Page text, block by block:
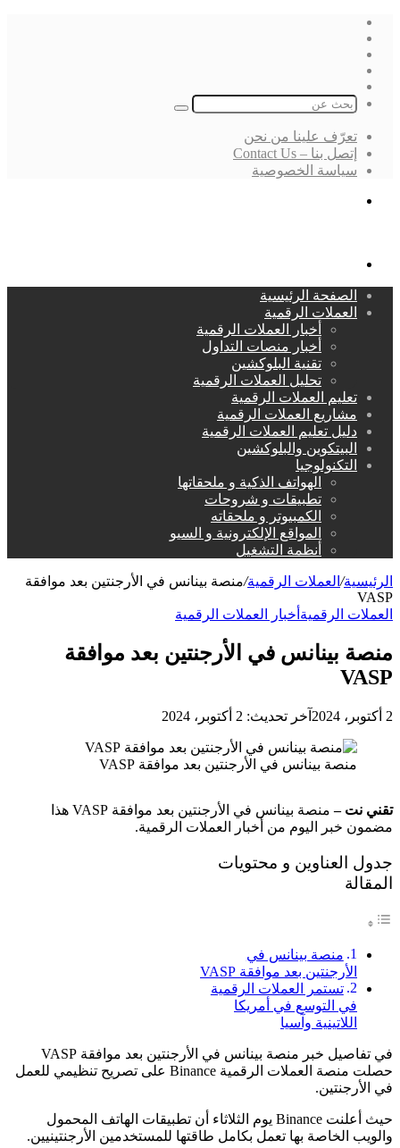
بحث
تعرّف علينا من نحن
إتصل بنا – Contact Us
سياسة الخصوصية
الصفحة الرئيسية
العملات الرقمية
أخبار العملات الرقمية
أخبار منصات التداول
تقنية البلوكشين
تحليل العملات الرقمية
تعليم العملات الرقمية
مشاريع العملات الرقمية
دليل تعليم العملات الرقمية
البيتكوين والبلوكشين
التكنولوجيا
الهواتف الذكية و ملحقاتها
تطبيقات و شروحات
الكمبيوتر و ملحقاته
المواقع الإلكترونية و السيو
أنظمة التشغيل
الرئيسية/ العملات الرقمية/منصة بينانس في الأرجنتين بعد موافقة
VASP
العملات الرقمية أخبار العملات الرقمية
منصة بينانس في الأرجنتين بعد موافقة
VASP
2 أكتوبر، 2024 آخر تحديث: 2 أكتوبر، 2024
منصة بينانس في الأرجنتين بعد موافقة VASP
تقني نت –
منصة بينانس في الأرجنتين بعد موافقة VASP هذا
مضمون خبر اليوم من أخبار العملات الرقمية.
جدول العناوين و محتويات
المقالة
منصة بينانس في
الأرجنتين بعد موافقة VASP
تستمر العملات الرقمية
في التوسع في أمريكا
اللاتينية وآسيا
في تفاصيل خبر منصة بينانس في الأرجنتين بعد موافقة VASP
حصلت منصة العملات الرقمية Binance على تصريح تنظيمي للعمل
في الأرجنتين.
حيث أعلنت Binance يوم الثلاثاء أن تطبيقات الهاتف المحمول
والويب الخاصة بها تعمل بكامل طاقتها للمستخدمين الأرجنتينيين.